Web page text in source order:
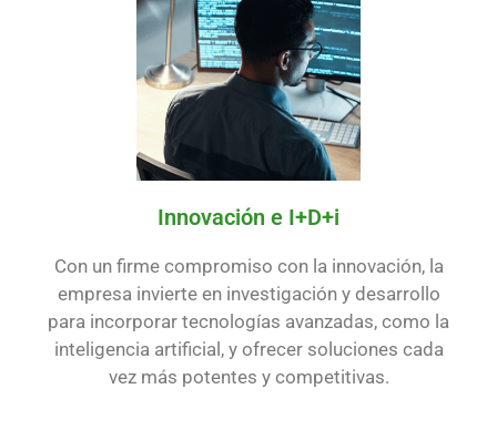
Innovación e I+D+i
Con un firme compromiso con la innovación, la
empresa invierte en investigación y desarrollo
para incorporar tecnologías avanzadas, como la
inteligencia artificial, y ofrecer soluciones cada
vez más potentes y competitivas.